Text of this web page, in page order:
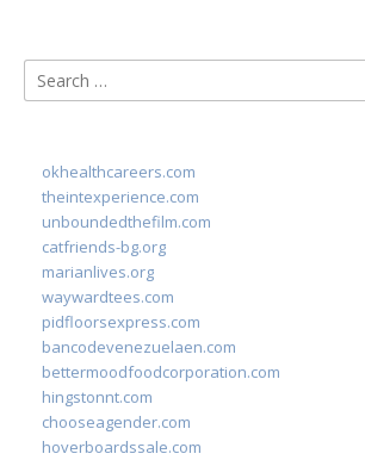
Search
for:
okhealthcareers.com
theintexperience.com
unboundedthefilm.com
catfriends-bg.org
marianlives.org
waywardtees.com
pidfloorsexpress.com
bancodevenezuelaen.com
bettermoodfoodcorporation.com
hingstonnt.com
chooseagender.com
hoverboardssale.com